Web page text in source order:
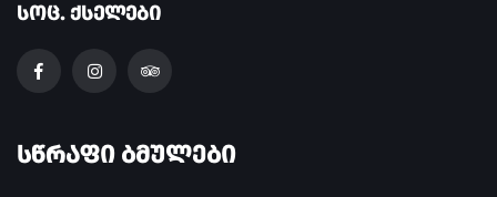
ᲡᲝᲪ. ᲥᲡᲔᲚᲔᲑᲘ
ᲡᲬᲠᲐᲤᲘ ᲑᲛᲣᲚᲔᲑᲘ